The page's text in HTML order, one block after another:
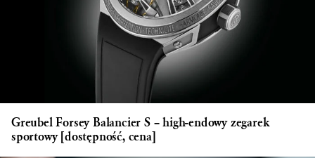
Greubel Forsey Balancier S – high-endowy zegarek
sportowy [dostępność, cena]